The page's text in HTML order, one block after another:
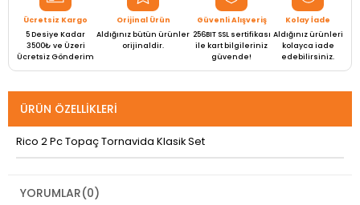
Ücretsiz Kargo
5 Desiye Kadar
3500₺ ve Üzeri
Ücretsiz Gönderim
Orijinal Ürün
Aldığınız bütün ürünler
orijinaldir.
Güvenli Alışveriş
256BIT SSL sertifikası
ile kart bilgileriniz
güvende!
Kolay İade
Aldığınız ürünleri
kolayca iade
edebilirsiniz.
ÜRÜN ÖZELLIKLERI
Rico 2 Pc Topaç Tornavida Klasik Set
YORUMLAR(0)